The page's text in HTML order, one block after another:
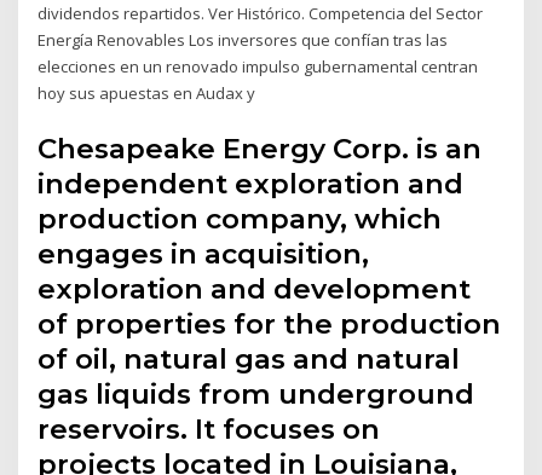
dividendos repartidos. Ver Histórico. Competencia del Sector
Energía Renovables Los inversores que confían tras las
elecciones en un renovado impulso gubernamental centran
hoy sus apuestas en Audax y
Chesapeake Energy Corp. is an
independent exploration and
production company, which
engages in acquisition,
exploration and development
of properties for the production
of oil, natural gas and natural
gas liquids from underground
reservoirs. It focuses on
projects located in Louisiana,